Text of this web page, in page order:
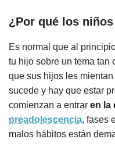
¿Por qué los
Es normal que al
tu hijo sobre un tema tan
que sus hijos les
sucede y hay que estar
comienzan a entrar en la
preadolescencia, fases
malos hábitos están